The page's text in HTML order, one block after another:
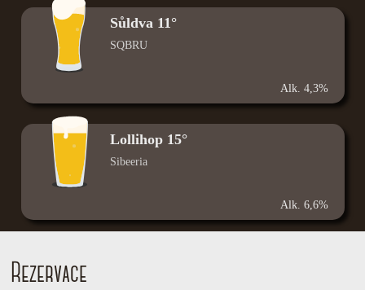
Sůldva 11°
SQBRU
Alk. 4,3%
Lollihop 15°
Sibeeria
Alk. 6,6%
Rezervace